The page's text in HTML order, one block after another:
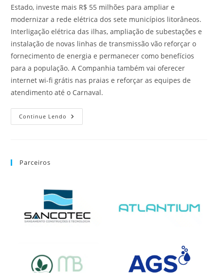
Estado, investe mais R$ 55 milhões para ampliar e
modernizar a rede elétrica dos sete municípios litorâneos.
Interligação elétrica das ilhas, ampliação de subestações e
instalação de novas linhas de transmissão vão reforçar o
fornecimento de energia e permanecer como benefícios
para a população. A Companhia também vai oferecer
internet wi-fi grátis nas praias e reforçar as equipes de
atendimento até o Carnaval.
Continue Lendo
Parceiros